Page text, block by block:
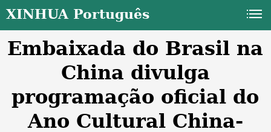
XINHUA Português
Embaixada do Brasil na
China divulga
programação oficial do
Ano Cultural China-